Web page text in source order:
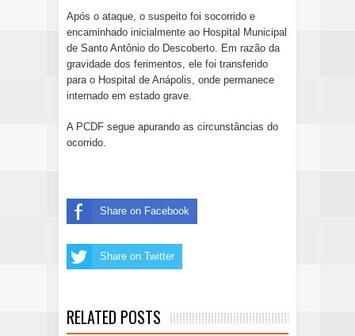
Após o ataque, o suspeito foi socorrido e
encaminhado inicialmente ao Hospital Municipal
de Santo Antônio do Descoberto. Em razão da
gravidade dos ferimentos, ele foi transferido
para o Hospital de Anápolis, onde permanece
internado em estado grave.
A PCDF segue apurando as circunstâncias do
ocorrido.
Share on Facebook
Share on Twitter
RELATED POSTS